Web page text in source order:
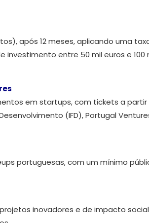
após 12 meses, aplicando uma
entre 50 mil euros e 100
em startups, com tickets a partir
(IFD), Portugal
portuguesas, com um mínimo
inovadores e de impacto